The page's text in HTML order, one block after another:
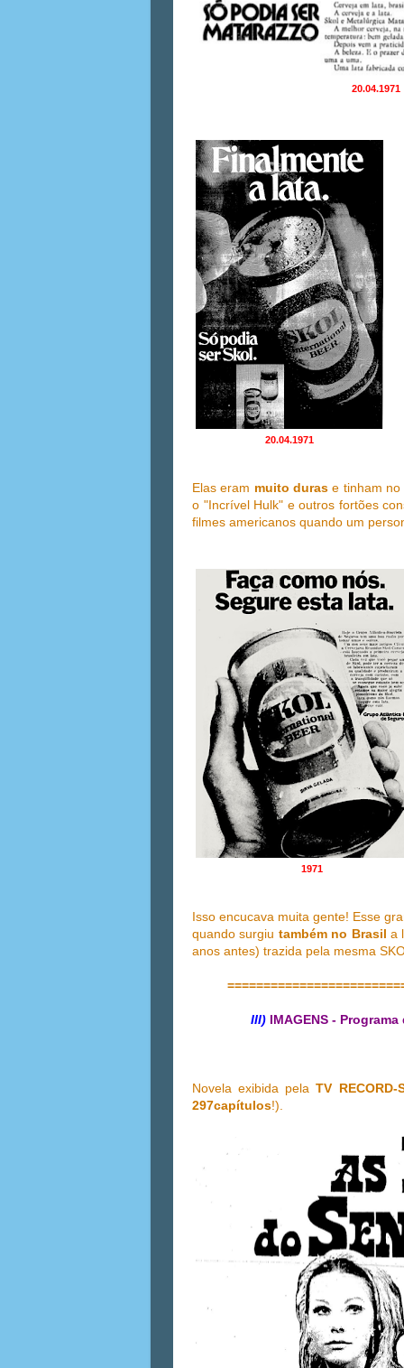
20.04.1971
20.04.1971
Elas eram muito duras e tinham
o "Incrível Hulk" e outros fortões
filmes americanos quando um
1971
Isso encucava muita gente! Esse
quando surgiu também no Brasil a
anos antes) trazida pela mesma
III) IMAGENS -
Novela exibida pelaTV RECORD-
297capítulos!).